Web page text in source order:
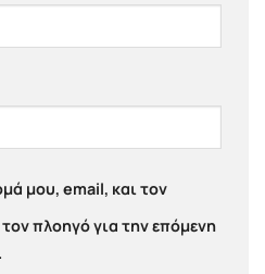
μου, email, και τον
πλοηγό για την επόμενη